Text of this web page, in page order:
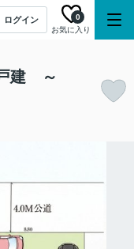
ログイン
お気に入り
0
建 ～